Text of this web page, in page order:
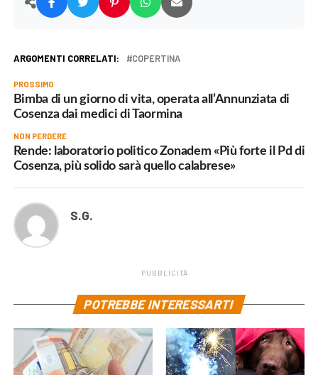
ARGOMENTI CORRELATI: COPERTINA
PROSSIMO
Bimba di un giorno di vita, operata all’Annunziata di
Cosenza dai medici di Taormina
NON PERDERE
Rende: laboratorio politico Zonadem «Più forte il Pd di
Cosenza, più solido sarà quello calabrese»
S.G.
PUBBLICITÀ
POTREBBE INTERESSARTI